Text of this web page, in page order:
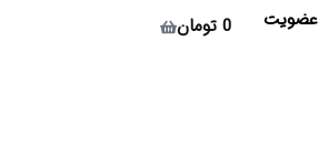
عضویت 0 تومان